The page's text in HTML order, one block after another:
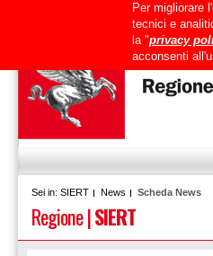
Mappa del
Sei in: SIERT News Scheda News
Regione|SIERT
Per migliorare
tecnici e
la "privacy
acconsenti